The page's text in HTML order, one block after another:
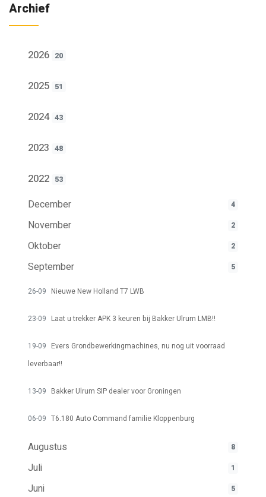
Archief
2026 20
2025 51
2024 43
2023 48
2022 53
December 4
November 2
Oktober 2
September 5
26-09 Nieuwe New Holland T7 LWB
23-09 Laat u trekker APK 3 keuren bij Bakker Ulrum LMB!!
19-09 Evers Grondbewerkingmachines, nu nog uit voorraad
leverbaar!!
13-09 Bakker Ulrum SIP dealer voor Groningen
06-09 T6.180 Auto Command familie Kloppenburg
Augustus 8
Juli 1
Juni 5